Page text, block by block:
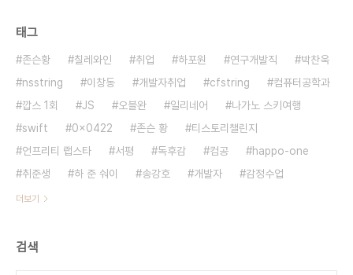
태그
존슨황 칠레와인 취업 하포원 연구개발직
박찬욱
nsstring
이창동 개발자취업 cfstring
컴퓨터공학과
깝스 1회
JS 오블완 일리네어
나가노 스키여행
swift
0x0422 존슨 황
티스토리챌린지
언프리티 랩스타
서평 독후감 컴공
happo-one
취준생
하 준 숴이 송강호 개발자 감정수업
더보기
검색